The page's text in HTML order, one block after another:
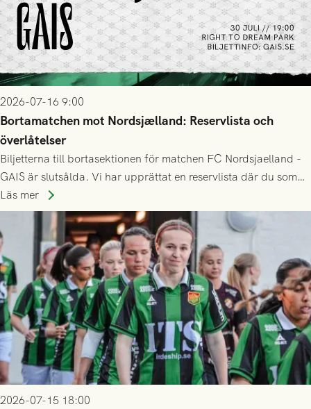
2026-07-16 9:00
Bortamatchen mot Nordsjælland: Reservlista och
överlåtelser
Biljetterna till bortasektionen för matchen FC Nordsjaelland -
GAIS är slutsålda. Vi har upprättat en reservlista där du som
ännu inte har någon biljett kan anmäla ditt intresse. Du kan
inte själv överlåta din biljett till någon annan.
Läs mer
2026-07-15 18:00